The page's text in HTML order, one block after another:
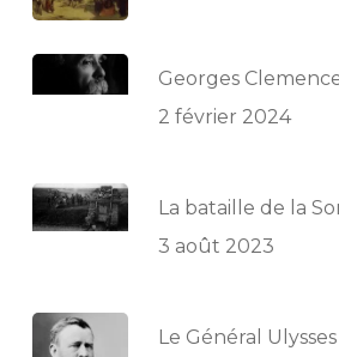
Georges
2 février 2024
La bataille de la
3 août 2023
Le Général